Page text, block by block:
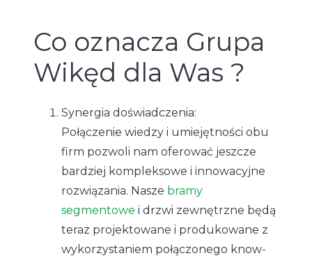
Co oznacza Grupa
Wikęd dla Was ?
Synergia doświadczenia:
Połączenie wiedzy i umiejętności obu
firm pozwoli nam oferować jeszcze
bardziej kompleksowe i innowacyjne
rozwiązania. Nasze bramy
segmentowe i drzwi zewnętrzne będą
teraz projektowane i produkowane z
wykorzystaniem połączonego know-